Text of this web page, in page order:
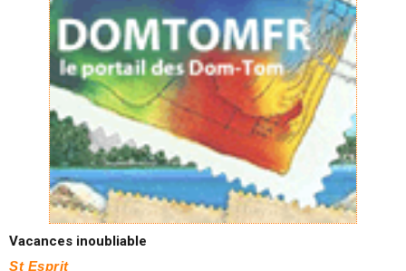
Vacances inoubliable
St Esprit